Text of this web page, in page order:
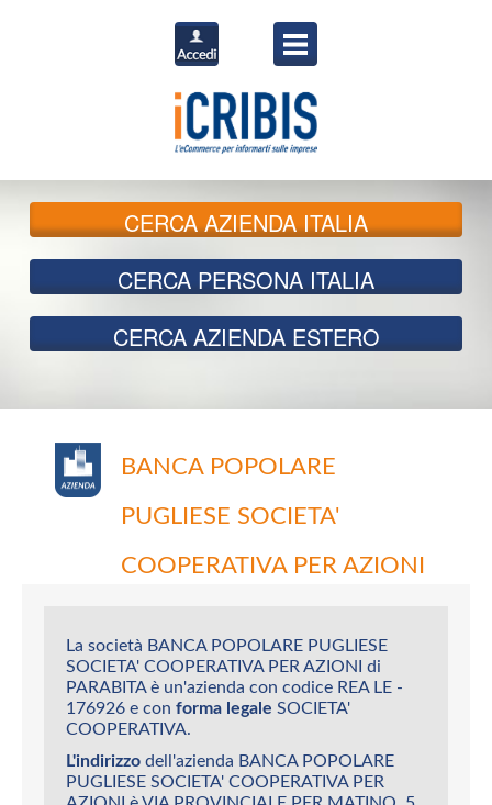
CERCAAZIENDA ITALIA
CERCA PERSONA ITALIA
CERCA AZIENDA ESTERO
BANCA POPOLARE
PUGLIESE SOCIETA'
COOPERATIVA PER AZIONI
La società BANCA POPOLARE PUGLIESE
SOCIETA' COOPERATIVA PER AZIONI di
PARABITA è un'azienda con codice REA LE -
176926 e con forma legale SOCIETA'
COOPERATIVA.
L'indirizzo dell'azienda BANCA POPOLARE
PUGLIESE SOCIETA' COOPERATIVA PER